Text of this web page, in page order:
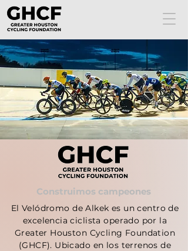
Construimos campeones
El Velódromo de Alkek es un centro de
excelencia ciclista operado por la
Greater Houston Cycling Foundation
(GHCF). Ubicado en los terrenos de